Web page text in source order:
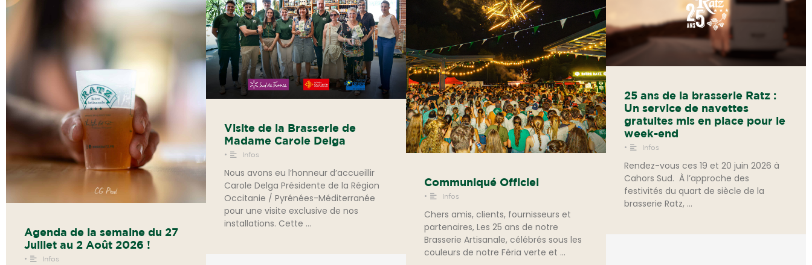
Agenda de la semaine du 27
Juillet au 2 Août 2026 !
• Infos
Visite de la Brasserie de
Madame Carole Delga
• Infos
Nous avons eu l’honneur d’accueillir
Carole Delga Présidente de la Région
Occitanie / Pyrénées-Méditerranée
pour une visite exclusive de nos
installations. Cette …
Communiqué Officiel
• Infos
Chers amis, clients, fournisseurs et
partenaires, Les 25 ans de notre
Brasserie Artisanale, célébrés sous les
couleurs de notre Féria verte et …
25 ans de la brasserie Ratz :
Un service de navettes
gratuites mis en place pour le
week-end
• Infos
Rendez-vous ces 19 et 20 juin 2026 à
Cahors Sud. À l’approche des
festivités du quart de siècle de la
brasserie Ratz, …